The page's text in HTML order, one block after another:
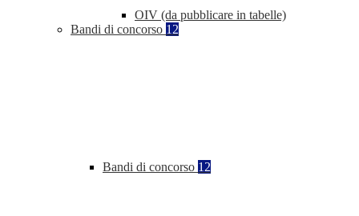
OIV (da pubblicare in tabelle)
Bandi di concorso 12
Bandi di concorso 12